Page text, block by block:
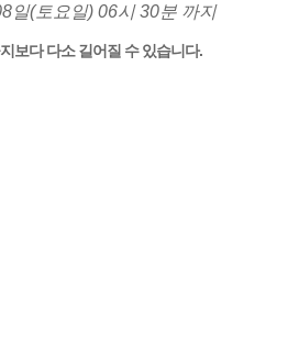
일(토요일) 06시 30분 까지
보다 다소 길어질 수 있습니다.